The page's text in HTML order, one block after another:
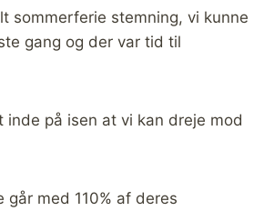
sommerferie stemning, vi kunne
gang og der var tid til
på isen at vi kan dreje mod
med 110% af deres